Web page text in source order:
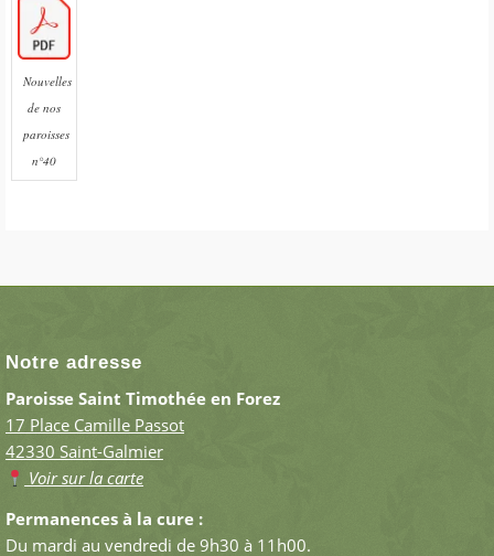
Nouvelles
de nos
paroisses
n°40
Notre adresse
Paroisse Saint Timothée en Forez
17 Place Camille Passot
42330 Saint-Galmier
Voir sur la carte
Permanences à la cure :
Du mardi au vendredi de 9h30 à 11h00.